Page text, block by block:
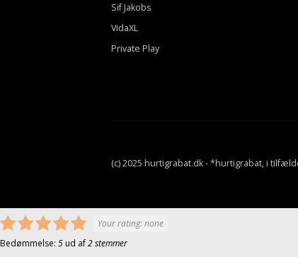
Sif Jakobs
VidaXL
Private Play
(c) 2025 hurtigrabat.dk - *hurtigrabat, i
Your rating:none
Bedømmelse: 5 ud af2stemmer